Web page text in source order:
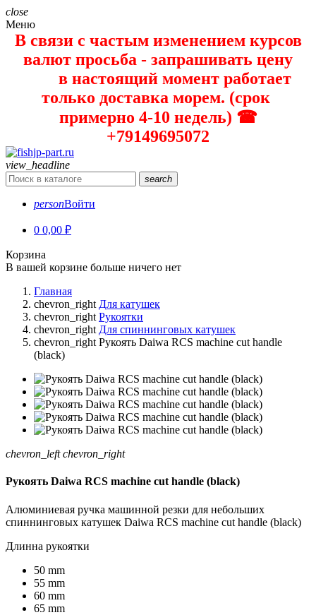
close
Меню
В связи с частым изменением курсов
валют просьба - запрашивать цену
в настоящий момент работает
только доставка морем. (срок
примерно 4-10 недель) ☎
+79149695072
view_headline
search
personВойти
0 0,00 ₽
Корзина
В вашей корзине больше ничего нет
Главная
chevron_right Для катушек
chevron_right Рукоятки
chevron_right Для спиннинговых катушек
chevron_right Рукоять Daiwa RCS machine cut handle
(black)
chevron_left chevron_right
Рукоять Daiwa RCS machine cut handle (black)
Алюминиевая ручка машинной резки для небольших
спиннинговых катушек Daiwa RCS machine cut handle (black)
Длинна рукоятки
50 mm
55 mm
60 mm
65 mm